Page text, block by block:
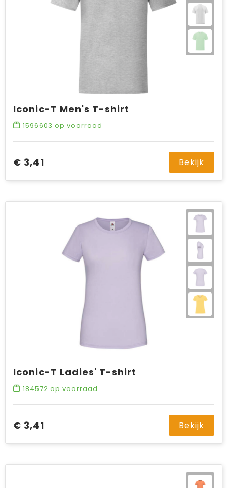
Iconic-T Men's T-shirt
1596603 op voorraad
€ 3,41 Bekijk
Iconic-T Ladies' T-shirt
184572 op voorraad
€ 3,41 Bekijk